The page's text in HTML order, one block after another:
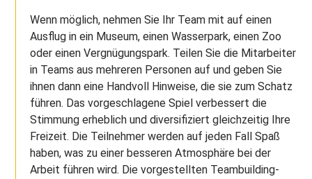
Wenn möglich, nehmen Sie Ihr Team mit auf einen
Ausflug in ein Museum, einen Wasserpark, einen Zoo
oder einen Vergnügungspark. Teilen Sie die Mitarbeiter
in Teams aus mehreren Personen auf und geben Sie
ihnen dann eine Handvoll Hinweise, die sie zum Schatz
führen. Das vorgeschlagene Spiel verbessert die
Stimmung erheblich und diversifiziert gleichzeitig Ihre
Freizeit. Die Teilnehmer werden auf jeden Fall Spaß
haben, was zu einer besseren Atmosphäre bei der
Arbeit führen wird. Die vorgestellten Teambuilding-